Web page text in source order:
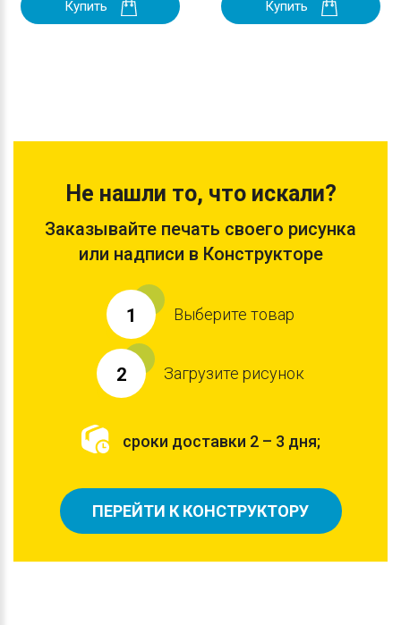
Купить Купить
Не нашли то, что искали?
Заказывайте печать своего рисунка
или надписи в Конструкторе
1 Выберите товар
2 Загрузите рисунок
сроки доставки 2 – 3 дня;
ПЕРЕЙТИ К КОНСТРУКТОРУ